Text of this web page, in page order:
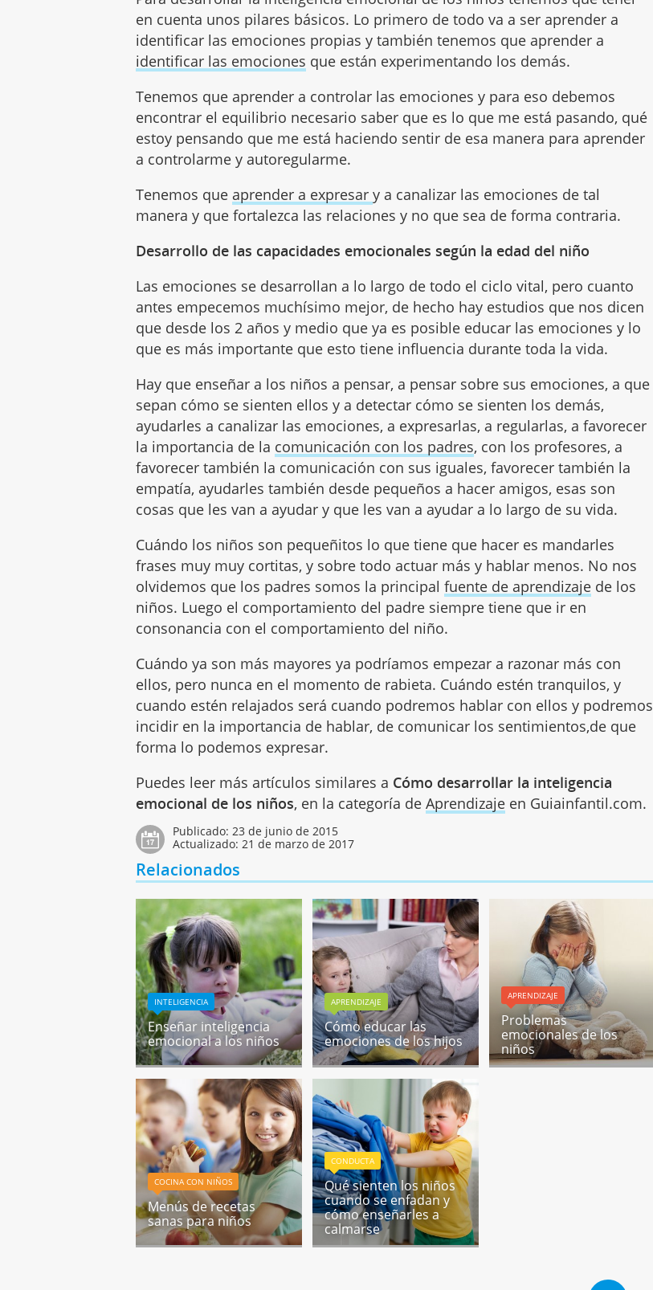
en cuenta unos pilares básicos. Lo primero de todo va a ser aprender a
identificar las emociones propias y también tenemos que aprender a
identificar las emociones que están experimentando los demás.
Tenemos que aprender a controlar las emociones y para eso debemos
encontrar el equilibrio necesario saber que es lo que me está pasando, qué
estoy pensando que me está haciendo sentir de esa manera para aprender
a controlarme y autoregularme.
Tenemos que aprender a expresary a canalizar las emociones de tal
manera y que fortalezca las relaciones y no que sea de forma contraria.
Desarrollo de las capacidades emocionales según la edad del niño
Las emociones se desarrollan a lo largo de todo el ciclo vital, pero cuanto
antes empecemos muchísimo mejor, de hecho hay estudios que nos dicen
que desde los 2 años y medio que ya es posible educar las emociones y lo
que es más importante que esto tiene influencia durante toda la vida.
Hay que enseñar a los niños a pensar, a pensar sobre sus emociones, a que
sepan cómo se sienten ellos y a detectar cómo se sienten los demás,
ayudarles a canalizar las emociones, a expresarlas, a regularlas, a favorecer
la importancia de la comunicación con los padres, con los profesores, a
favorecer también la comunicación con sus iguales, favorecer también la
empatía, ayudarles también desde pequeños a hacer amigos, esas son
cosas que les van a ayudar y que les van a ayudar a lo largo de su vida.
Cuándo los niños son pequeñitos lo que tiene que hacer es mandarles
frases muy muy cortitas, y sobre todo actuar más y hablar menos. No nos
olvidemos que los padres somos la principalfuente de aprendizaje de los
niños. Luego el comportamiento del padre siempre tiene que ir en
consonancia con el comportamiento del niño.
Cuándo ya son más mayores ya podríamos empezar a razonar más con
ellos, pero nunca en el momento de rabieta. Cuándo estén tranquilos, y
cuando estén relajados será cuando podremos hablar con ellos y podremos
incidir en la importancia de hablar, de comunicar los sentimientos,de que
forma lo podemos expresar.
Puedes leer más artículos similares a Cómo desarrollar la inteligencia
emocional de los niños, en la categoría deAprendizaje en Guiainfantil.com.
Publicado:23 de junio de 2015
Actualizado:21 de marzo de 2017
Relacionados
INTELIGENCIA
Enseñar inteligencia
emocional a los niños
APRENDIZAJE
Cómo educar las
emociones de los hijos
APRENDIZAJE
Problemas
emocionales de los
niños
COCINA CON NIÑOS
Menús de recetas
sanas para niños
CONDUCTA
Qué sienten los niños
cuando se enfadan y
cómo enseñarles a
calmarse